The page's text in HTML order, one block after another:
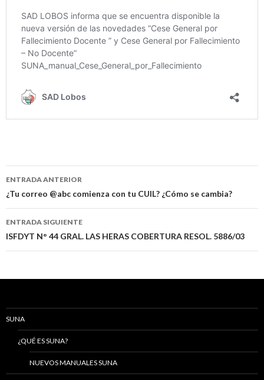
Navegación
de
entradas
ENTRADA ANTERIOR
¿Tu correo @abc comienza con tu CUIL? ¿Cómo se cambia?
ENTRADA SIGUIENTE
ISFDYT N° 44 GRAL. LAS HERAS COBERTURA RESOL. 5886/03
SUNA
¿QUÉ ES SUNA?
NUEVOS MANUALES SUNA